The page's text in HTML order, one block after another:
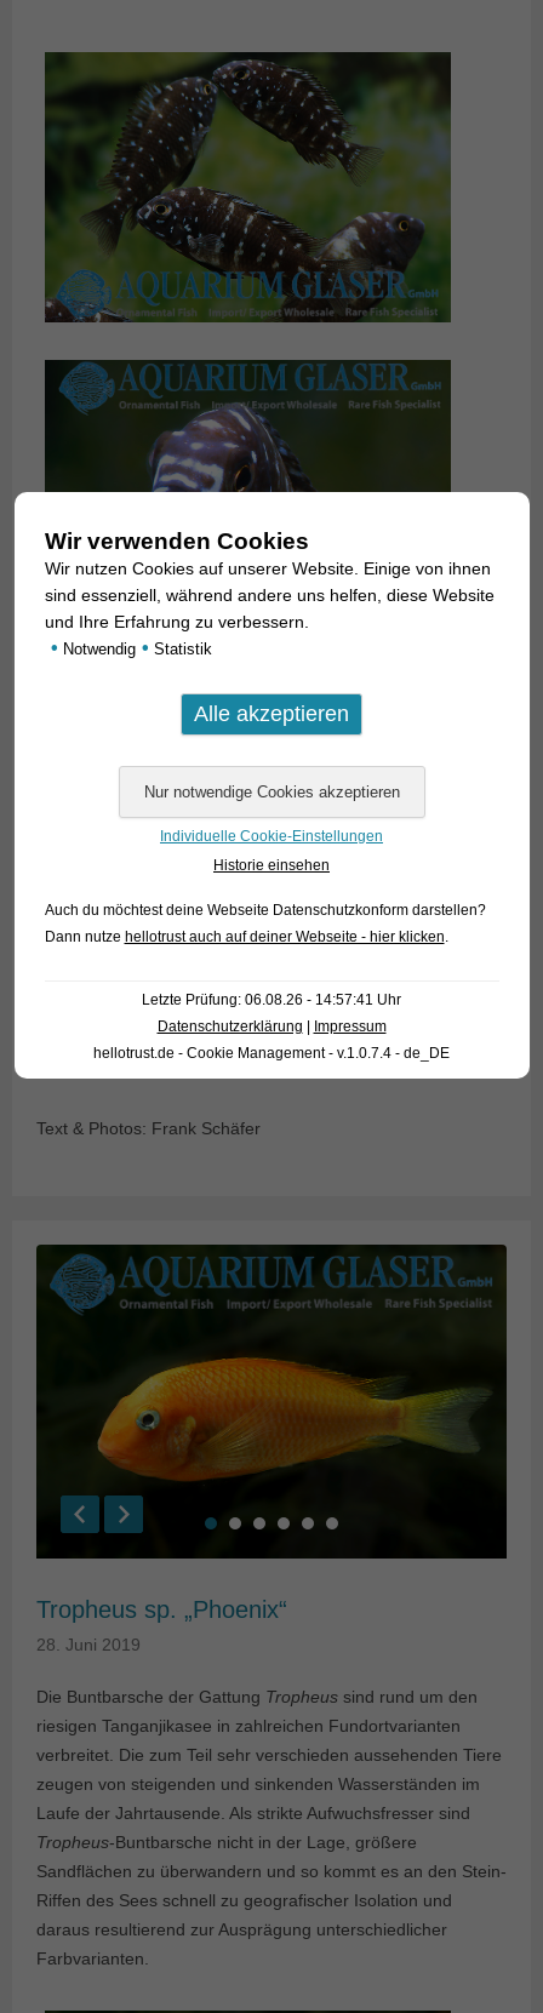
Für unsere Kunden: die Tiere haben Code 580502 auf
unserer Stockliste. Bitte beachten Sie, dass wir
Text & Photos: Frank Schäfer
Tropheus sp. „Phoenix“
28. Juni 2019
Die Buntbarsche der Gattung Tropheus sind rund um den
riesigen Tanganjikasee in zahlreichen Fundortvarianten
verbreitet. Die zum Teil sehr verschieden aussehenden Tiere
zeugen von steigenden und sinkenden Wasserständen im
Laufe der Jahrtausende. Als strikte Aufwuchsfresser sind
Tropheus-Buntbarsche nicht in der Lage, größere
Sandflächen zu überwandern und so kommt es an den Stein-
Riffen des Sees schnell zu geografischer Isolation und
daraus resultierend zur Ausprägung unterschiedlicher
Farbvarianten.
Wir verwenden Cookies
Wir nutzen Cookies auf unserer Website. Einige von ihnen
sind essenziell, während andere uns helfen, diese Website
und Ihre Erfahrung zu verbessern.
• Notwendig • Statistik
Individuelle Cookie-Einstellungen
Historie einsehen
Auch du möchtest deine Webseite Datenschutzkonform darstellen?
Dann nutze hellotrust auch auf deiner Webseite - hier klicken.
Letzte Prüfung: 06.08.26 - 14:57:41 Uhr
Datenschutzerklärung
Impressum
hellotrust.de - Cookie Management - v.1.0.7.4 - de_DE